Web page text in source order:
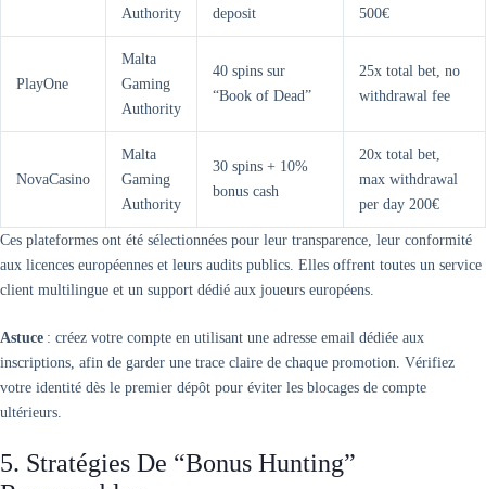
Authority deposit 500€
PlayOne
Malta
Gaming
Authority
40 spins sur
“Book of Dead”
25x total bet, no
withdrawal fee
NovaCasino
Malta
Gaming
Authority
30 spins + 10%
bonus cash
20x total bet,
max withdrawal
per day 200€
Ces plateformes ont été sélectionnées pour leur transparence, leur conformité
aux licences européennes et leurs audits publics. Elles offrent toutes un service
client multilingue et un support dédié aux joueurs européens.
Astuce : créez votre compte en utilisant une adresse email dédiée aux
inscriptions, afin de garder une trace claire de chaque promotion. Vérifiez
votre identité dès le premier dépôt pour éviter les blocages de compte
ultérieurs.
5. Stratégies De “bonus Hunting”